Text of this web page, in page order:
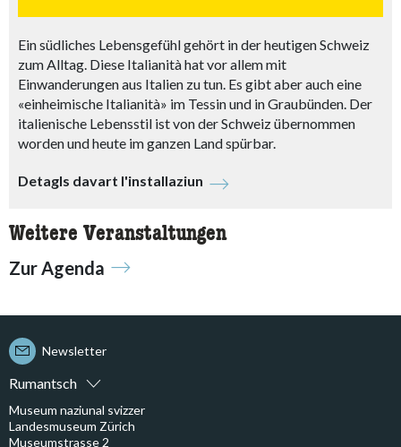
Ein südliches Lebensgefühl gehört in der heutigen Schweiz
zum Alltag. Diese Italianità hat vor allem mit
Einwanderungen aus Italien zu tun. Es gibt aber auch eine
«einheimische Italianità» im Tessin und in Graubünden. Der
italienische Lebensstil ist von der Schweiz übernommen
worden und heute im ganzen Land spürbar.
Detagls davart l'installaziun
Weitere Veranstaltungen
Zur Agenda
Rumantsch
Newsletter
Museum naziunal svizzer
Landesmuseum Zürich
Museumstrasse 2